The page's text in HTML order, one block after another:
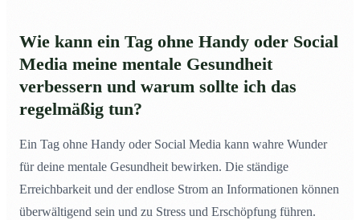
Wie kann ein Tag ohne Handy oder Social
Media meine mentale Gesundheit
verbessern und warum sollte ich das
regelmäßig tun?
Ein Tag ohne Handy oder Social Media kann wahre Wunder
für deine mentale Gesundheit bewirken. Die ständige
Erreichbarkeit und der endlose Strom an Informationen können
überwältigend sein und zu Stress und Erschöpfung führen.